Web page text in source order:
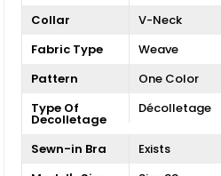
Collar
V-Neck
Fabric Type
Weave
Pattern
One Color
Type Of
Decolletage
Décolletage
Sewn-in Bra
Exists